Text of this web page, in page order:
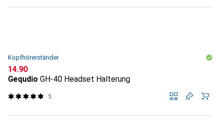
Kopfhörerständer
CHF
14.90
Gequdio GH-40 Headset Halterung
5